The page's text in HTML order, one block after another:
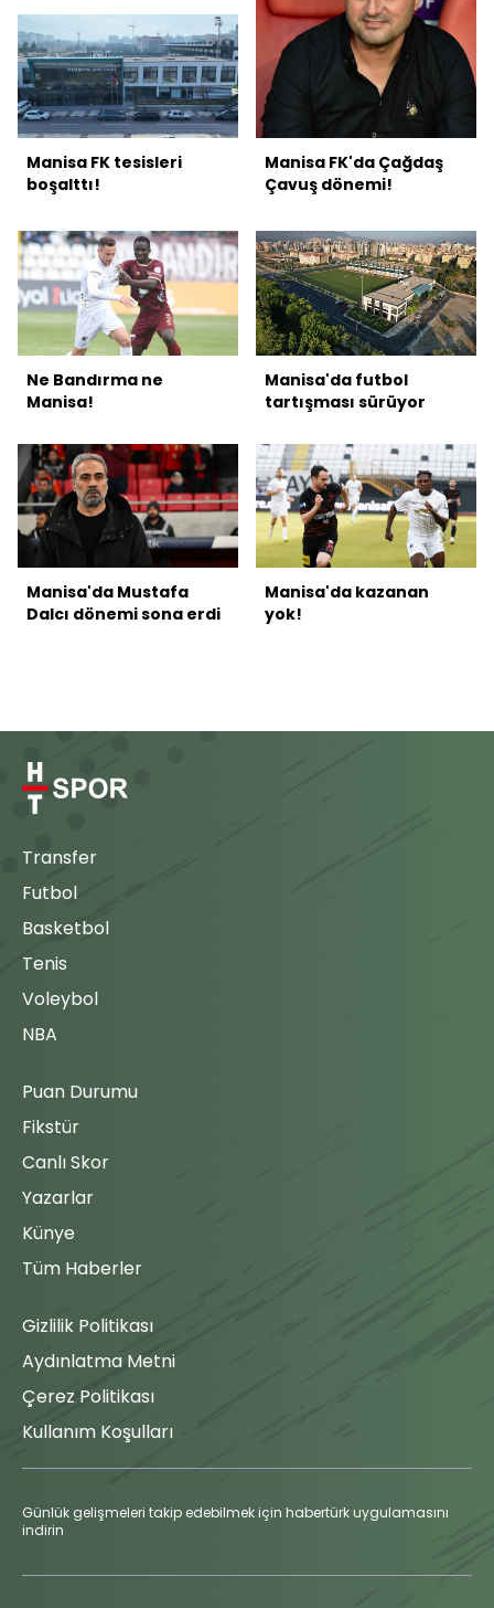
Manisa FK tesisleri
boşalttı!
Manisa FK'da Çağdaş
Çavuş dönemi!
Ne Bandırma ne
Manisa!
Manisa'da futbol
tartışması sürüyor
Manisa'da Mustafa
Dalcı dönemi sona erdi
Manisa'da kazanan
yok!
Transfer
Futbol
Basketbol
Tenis
Voleybol
NBA
Puan Durumu
Fikstür
Canlı Skor
Yazarlar
Künye
Tüm Haberler
Gizlilik Politikası
Aydınlatma Metni
Çerez Politikası
Kullanım Koşulları
Günlük gelişmeleri takip edebilmek için habertürk uygulamasını
indirin